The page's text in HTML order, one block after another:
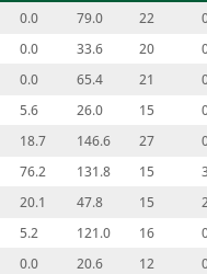
0.0 79.0 22
0.0 33.6 20
0.0 65.4 21
5.6 26.0 15
18.7 146.6 27
76.2 131.8 15
20.1 47.8 15
5.2 121.0 16
0.0 20.6 12